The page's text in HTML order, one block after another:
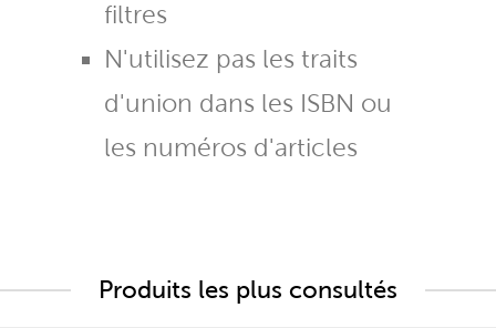
filtres
N'utilisez pas les traits
d'union dans les ISBN ou
les numéros d'articles
Produits les plus consultés